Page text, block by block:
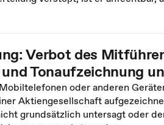
Verbot des
Tonaufzeichnung
oder anderen
Aktiengesellschaft
grundsätzlich untersagt oder